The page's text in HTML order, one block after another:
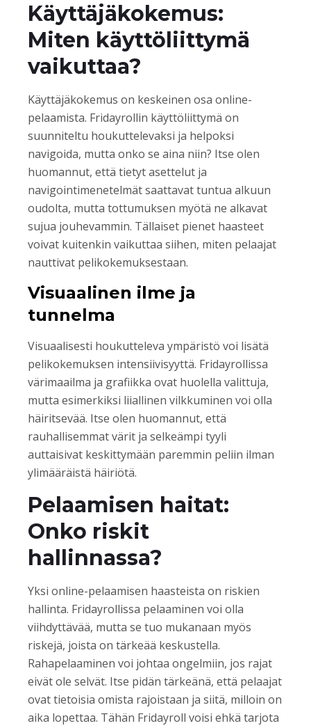
Käyttäjäkokemus:
Miten käyttöliittymä
vaikuttaa?
Käyttäjäkokemus on keskeinen osa online-
pelaamista. Fridayrollin käyttöliittymä on
suunniteltu houkuttelevaksi ja helpoksi
navigoida, mutta onko se aina niin? Itse olen
huomannut, että tietyt asettelut ja
navigointimenetelmät saattavat tuntua alkuun
oudolta, mutta tottumuksen myötä ne alkavat
sujua jouhevammin. Tällaiset pienet haasteet
voivat kuitenkin vaikuttaa siihen, miten pelaajat
nauttivat pelikokemuksestaan.
Visuaalinen ilme ja
tunnelma
Visuaalisesti houkutteleva ympäristö voi lisätä
pelikokemuksen intensiivisyyttä. Fridayrollissa
värimaailma ja grafiikka ovat huolella valittuja,
mutta esimerkiksi liiallinen vilkkuminen voi olla
häiritsevää. Itse olen huomannut, että
rauhallisemmat värit ja selkeämpi tyyli
auttaisivat keskittymään paremmin peliin ilman
ylimääräistä häiriötä.
Pelaamisen haitat:
Onko riskit
hallinnassa?
Yksi online-pelaamisen haasteista on riskien
hallinta. Fridayrollissa pelaaminen voi olla
viihdyttävää, mutta se tuo mukanaan myös
riskejä, joista on tärkeää keskustella.
Rahapelaaminen voi johtaa ongelmiin, jos rajat
eivät ole selvät. Itse pidän tärkeänä, että pelaajat
ovat tietoisia omista rajoistaan ja siitä, milloin on
aika lopettaa. Tähän Fridayroll voisi ehkä tarjota